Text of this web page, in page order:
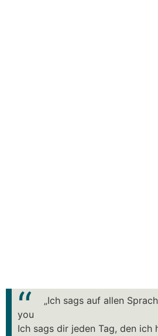
„Ich sags auf allen
you
Ich sags dir jeden Tag, den ich